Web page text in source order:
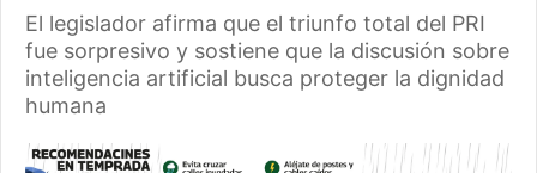
El legislador afirma que el triunfo total del PRI
fue sorpresivo y sostiene que la discusión sobre
inteligencia artificial busca proteger la dignidad
humana